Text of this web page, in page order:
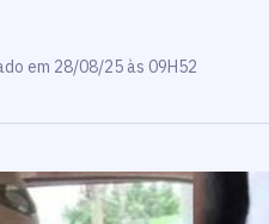
em 28/08/25 às 09H52